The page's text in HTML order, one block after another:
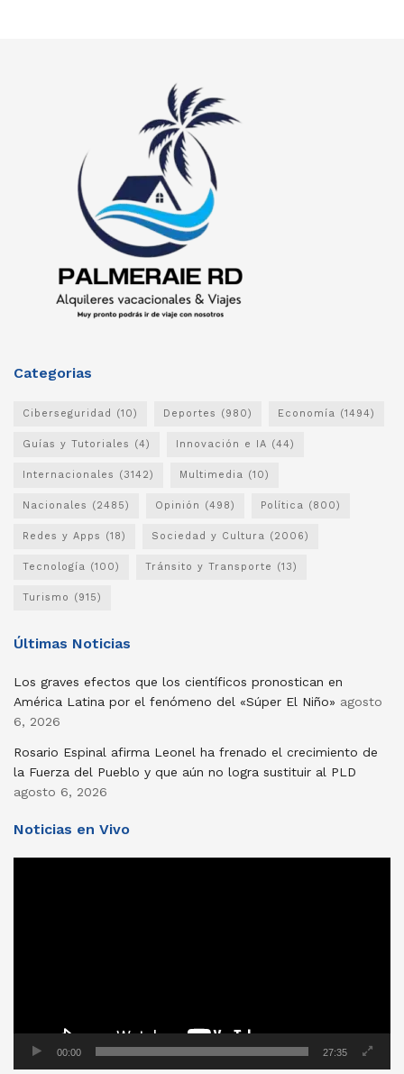
Categorias
Ciberseguridad (10) Deportes (980) Economía (1494)
Guías y Tutoriales (4) Innovación e IA (44)
Internacionales (3142) Multimedia (10)
Nacionales (2485) Opinión (498) Política (800)
Redes y Apps (18) Sociedad y Cultura (2006)
Tecnología (100) Tránsito y Transporte (13)
Turismo (915)
Últimas Noticias
Los graves efectos que los científicos pronostican en
América Latina por el fenómeno del «Súper El Niño» agosto
6, 2026
Rosario Espinal afirma Leonel ha frenado el crecimiento de
la Fuerza del Pueblo y que aún no logra sustituir al PLD
agosto 6, 2026
Noticias en Vivo
00:00 27:35